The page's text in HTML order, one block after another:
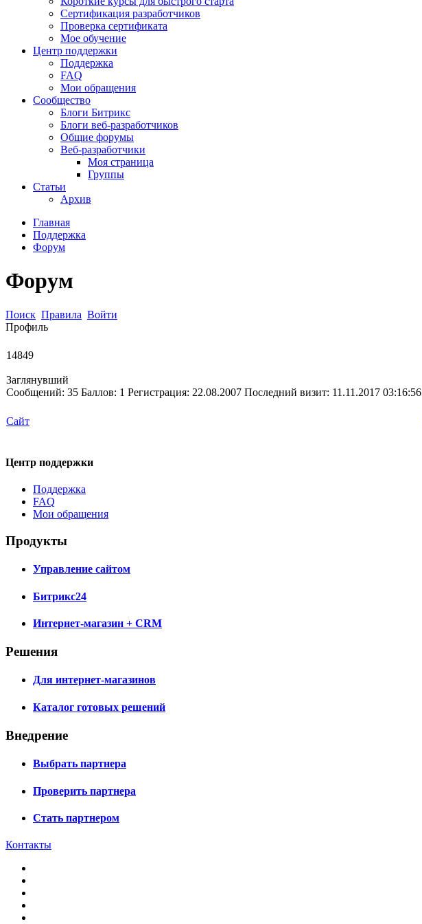
Сертификация разработчиков
Проверка сертификата
Мое обучение
Центр поддержки
Поддержка
FAQ
Мои обращения
Сообщество
Блоги Битрикс
Блоги веб-разработчиков
Общие форумы
Веб-разработчики
Моя страница
Группы
Статьи
Архив
Главная
Поддержка
Форум
Форум
Поиск Правила Войти
Профиль
14849
Заглянувший
Сообщений: 35 Баллов: 1 Регистрация: 22.08.2007 Последний визит: 11.11.2017 03:16:56
Сайт
Центр поддержки
Поддержка
FAQ
Мои обращения
Продукты
Управление сайтом
Битрикс24
Интернет-магазин + CRM
Решения
Для интернет-магазинов
Каталог готовых решений
Внедрение
Выбрать партнера
Проверить партнера
Стать партнером
Контакты